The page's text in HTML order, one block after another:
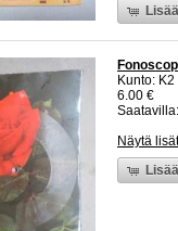
Kunto:
6.00 €
Näytä